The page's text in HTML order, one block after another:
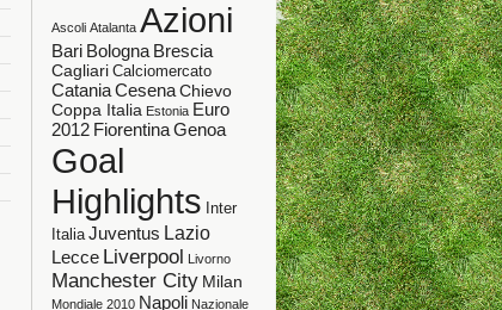
Ascoli Atalanta Azioni
Bari Bologna Brescia
Cagliari Calciomercato
CataniaCesenaChievo
Coppa Italia Estonia Euro
2012 FiorentinaGenoa
Goal
Highlights Inter
Italia Juventus Lazio
Lecce Liverpool Livorno
Manchester City Milan
Mondiale 2010 Napoli Nazionale